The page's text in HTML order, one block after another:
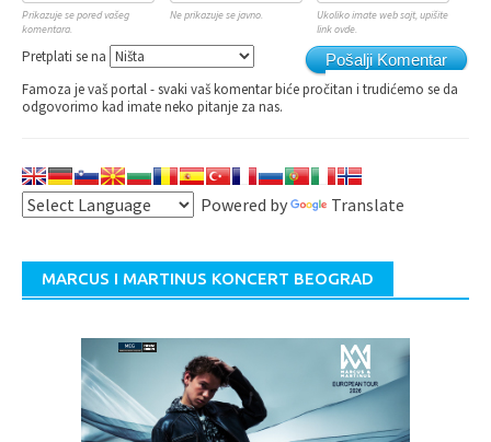
Prikazuje se pored vašeg
komentara.
Ne prikazuje se javno.
Ukoliko imate web sajt, upišite
link ovde.
Pošalji Komentar
Pretplati se na
Famoza je vaš portal - svaki vaš komentar biće pročitan i trudićemo se da
odgovorimo kad imate neko pitanje za nas.
Powered by Translate
MARCUS I MARTINUS KONCERT BEOGRAD